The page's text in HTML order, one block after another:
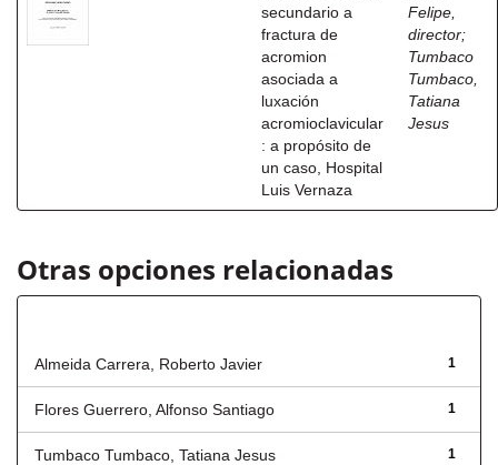
secundario a
fractura de
acromion
asociada a
luxación
acromioclavicular
: a propósito de
un caso, Hospital
Luis Vernaza
Felipe,
director;
Tumbaco
Tumbaco,
Tatiana
Jesus
Otras opciones relacionadas
1
Almeida Carrera, Roberto Javier
1
Flores Guerrero, Alfonso Santiago
1
Tumbaco Tumbaco, Tatiana Jesus